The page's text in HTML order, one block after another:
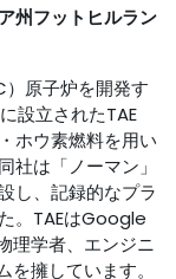
州フットヒルラン
原子炉を開発す
設立されたTAE
ホウ素燃料を用い
社は「ノーマン」
し、記録的なプラ
。TAEはGoogle
理学者、エンジニ
擁しています。